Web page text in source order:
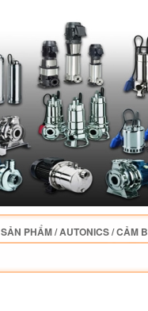
SẢN PHẨM/AUTONICS/CẢM